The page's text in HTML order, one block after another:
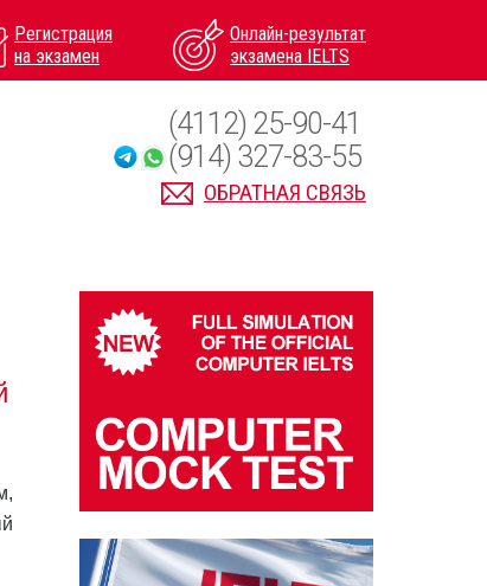
Регистрация
на экзамен
Онлайн-результат
экзамена IELTS
ОБРАТНАЯ СВЯЗЬ
(4112) 25-90-41
(914) 327-83-55